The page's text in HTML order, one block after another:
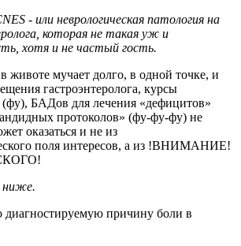
- или неврологическая патология на
которая не такая уж и
хотя и не частый гость.
животе мучает долго, в одной точке, и
гастроэнтеролога, курсы
(фу), БАДов для лечения «дефицитов»
протоколов» (фу‑фу‑фу) не
оказаться и не из
поля интересов, а из !ВНИМАНИЕ!
ниже.
диагностируемую причину боли в